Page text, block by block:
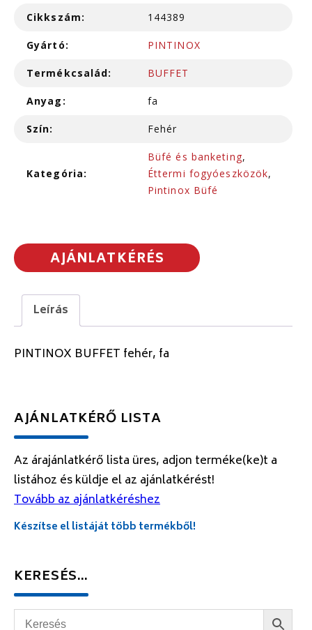
Cikkszám: 144389
Gyártó: PINTINOX
Termékcsalád: BUFFET
Anyag: fa
Szín: Fehér
Kategória:
Büfé és banketing,
Éttermi fogyóeszközök,
Pintinox Büfé
AJÁNLATKÉRÉS
Leírás
PINTINOX BUFFET fehér, fa
AJÁNLATKÉRŐ LISTA
Az árajánlatkérő lista üres, adjon terméke(ke)t a
listához és küldje el az ajánlatkérést!
Tovább az ajánlatkéréshez
Készítse el listáját több termékből!
KERESÉS…